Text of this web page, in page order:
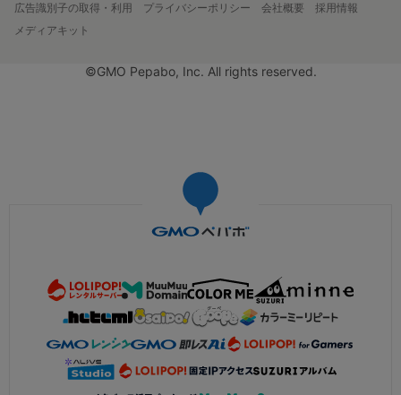
広告識別子の取得・利用
プライバシーポリシー 会社概要
採用情報
メディアキット
©GMO Pepabo, Inc. All rights reserved.